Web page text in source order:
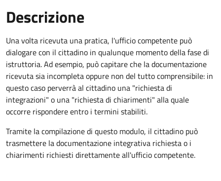
Descrizione
Una volta ricevuta una pratica, l'ufficio competente può
dialogare con il cittadino in qualunque momento della fase di
istruttoria. Ad esempio, può capitare che la documentazione
ricevuta sia incompleta oppure non del tutto comprensibile: in
questo caso perverrà al cittadino una "richiesta di
integrazioni" o una "richiesta di chiarimenti" alla quale
occorre rispondere entro i termini stabiliti.
Tramite la compilazione di questo modulo, il cittadino può
trasmettere la documentazione integrativa richiesta o i
chiarimenti richiesti direttamente all'ufficio competente.